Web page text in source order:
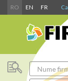
RO EN FR